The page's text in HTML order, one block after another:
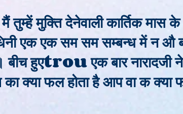
मुक्ति देनेवाली कार्तिक मास के
एक एक सम सम सम्बन्ध में न औ
हुएtrou एक बार नारादजी ने
का क्या फल होता है आप वा क